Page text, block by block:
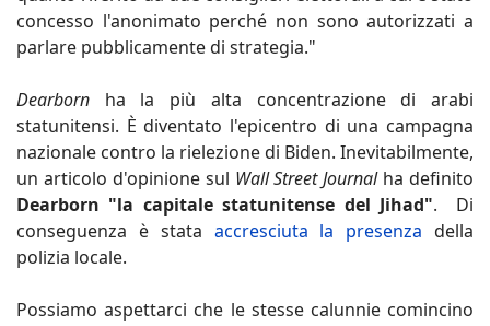
concesso l'anonimato perché non sono autorizzati a
parlare pubblicamente di strategia."
Dearborn ha la più alta concentrazione di arabi
statunitensi. È diventato l'epicentro di una campagna
nazionale contro la rielezione di Biden. Inevitabilmente,
un articolo d'opinione sul Wall Street Journalha definito
Dearborn "la capitale statunitense del Jihad". Di
conseguenza è stata accresciuta la presenza della
polizia locale.
Possiamo aspettarci che le stesse calunnie comincino